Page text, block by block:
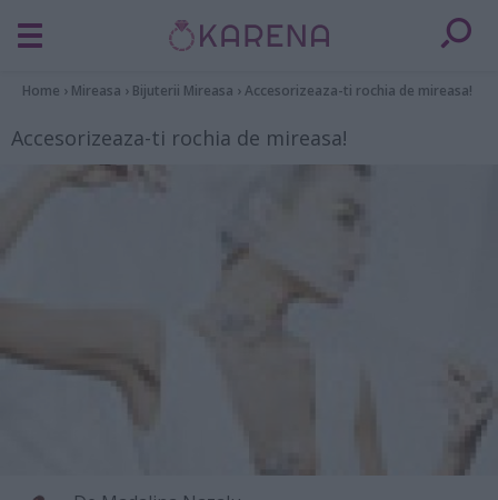
Home › Mireasa › Bijuterii Mireasa ›Accesorizeaza-ti rochia de mireasa!
Accesorizeaza-ti rochia de mireasa!